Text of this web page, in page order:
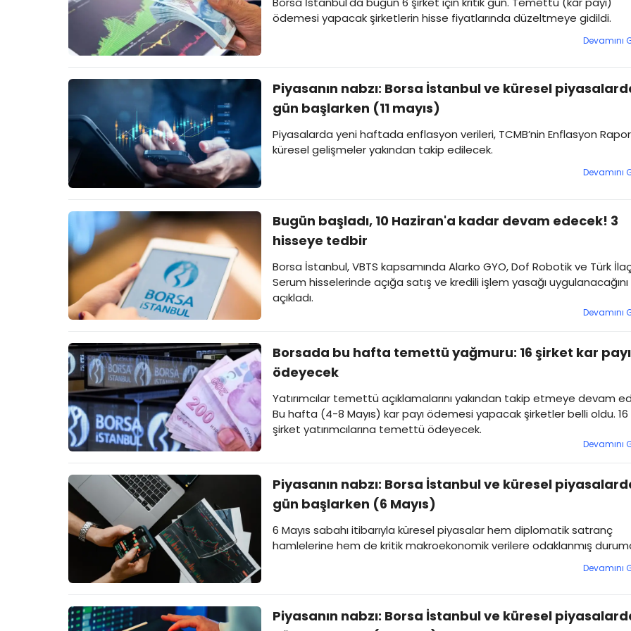
ödemesi yapacak şirketlerin hisse fiyatlarında düzeltmeye gidildi.
Devamını
Piyasanın nabzı: Borsa İstanbul ve küresel
gün başlarken (11 mayıs)
Piyasalarda yeni haftada enflasyon verileri, TCMB’nin Enflasyon
küresel gelişmeler yakından takip edilecek.
Devamını
Bugün başladı, 10 Haziran'a kadar devam edecek! 3
hisseye tedbir
Borsa İstanbul, VBTS kapsamında Alarko GYO, Dof Robotik ve Türk
Serum hisselerinde açığa satış ve kredili işlem yasağı uygulanacağını
açıkladı.
Devamını
Borsada bu hafta temettü yağmuru: 16 şirket kar payı
ödeyecek
Yatırımcılar temettü açıklamalarını yakından takip etmeye devam
Bu hafta (4-8 Mayıs) kar payı ödemesi yapacak şirketler belli oldu. 16
şirket yatırımcılarına temettü ödeyecek.
Devamını
Piyasanın nabzı: Borsa İstanbul ve küresel
gün başlarken (6 Mayıs)
6 Mayıs sabahı itibarıyla küresel piyasalar hem diplomatik satranç
hamlelerine hem de kritik makroekonomik verilere odaklanmış
Devamını
Piyasanın nabzı: Borsa İstanbul ve küresel